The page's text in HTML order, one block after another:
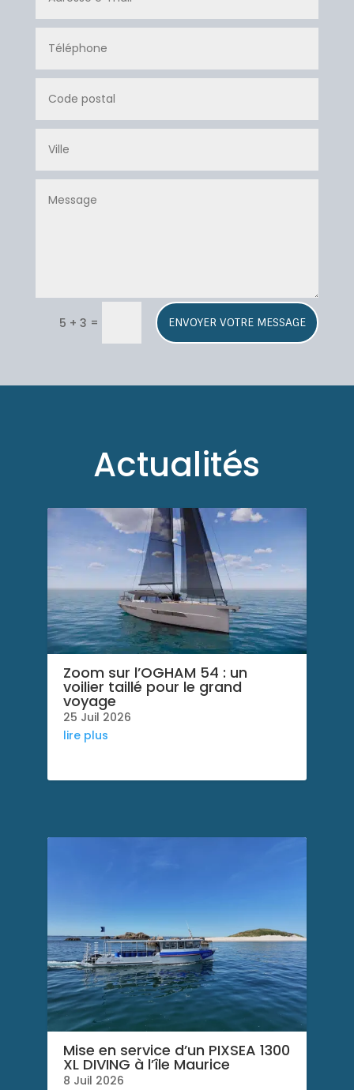
5 + 3 = ENVOYER VOTRE MESSAGE
r
Actualités
Zoom sur l’OGHAM 54 : un
voilier taillé pour le grand
voyage
25 Juil 2026
lire plus
Mise en service d’un PIXSEA 1300
XL DIVING à l’île Maurice
8 Juil 2026